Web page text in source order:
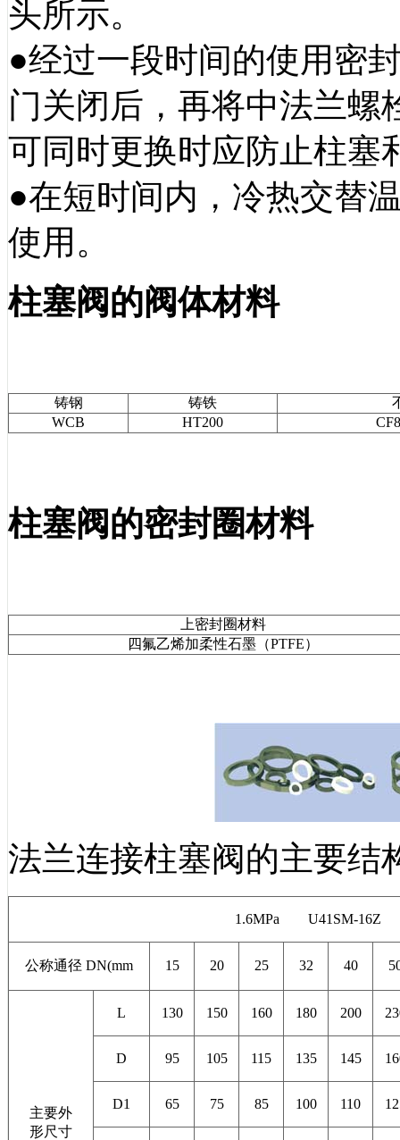
头所示。
●经过一段时间的使用密
门关闭后，再将中法兰螺
可同时更换时应防止柱塞
●在短时间内，冷热交替
使用。
柱塞阀的阀体材料
铸钢 铸铁
WCB
HT200
柱塞阀的密封圈材料
上密封圈材料
四氟乙烯加柔性石墨（PTFE）
法兰连接柱塞阀的主要结
1.6MPa U41SM-
公称通径 DN(mm 15 20 25 32 40
主要外
形尺寸
L 130 150 160 180 200
D 95 105 115 135 145
D1 65 75 85 100 110